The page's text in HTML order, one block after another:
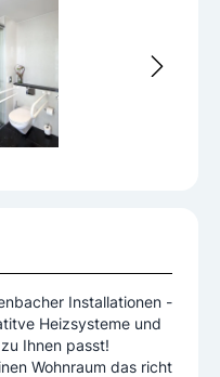
Installationen -
Heizsysteme und
Ihnen passt!
Wohnraum das richt